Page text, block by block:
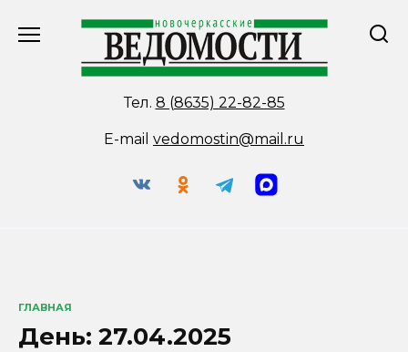
Тел. 8 (8635) 22-82-85
E-mail vedomostin@mail.ru
ГЛАВНАЯ
День: 27.04.2025